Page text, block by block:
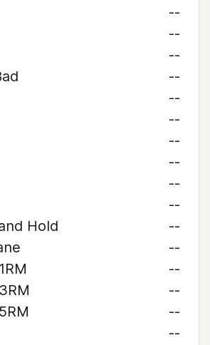
--
--
--
--
--
--
--
--
--
--
Hold
--
--
--
--
--
--